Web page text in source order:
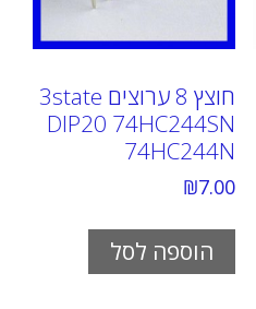
חוצץ 8 ערוצים 3state
DIP20 74HC244SN
74HC244N
₪7.00
הוספה לסל